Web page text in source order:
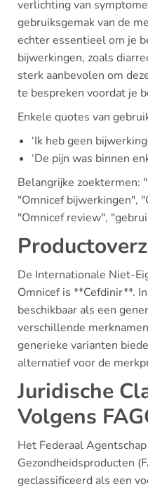
verlichting van
gebruiksgemak van de
echter essentieel om je
bijwerkingen, zoals
sterk aanbevolen om
te bespreken voordat je
Enkele quotes van
‘Ik heb geen
‘De pijn was binnen
Belangrijke zoektermen:
"Omnicef bijwerkingen",
"Omnicef review",
De Internationale Niet-
Omnicef is **Cefdinir**.
beschikbaar als een
verschillende
generieke varianten
alternatief voor de
Juridische
Volgens
Het Federaal
Gezondheidsproducten
geclassificeerd als een